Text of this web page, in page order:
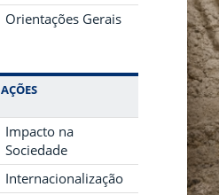
Orientações Gerais
AÇÕES
Impacto na
Sociedade
Internacionalização